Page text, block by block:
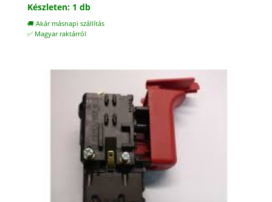
Készleten: 1 db
🚚 Akár másnapi szállítás
✅ Magyar raktárról